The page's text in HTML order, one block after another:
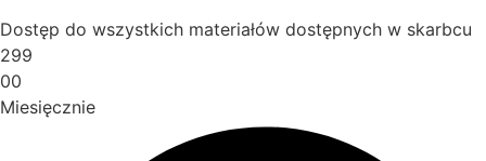
Dostęp do wszystkich materiałów dostępnych w skarbcu
299
00
Miesięcznie